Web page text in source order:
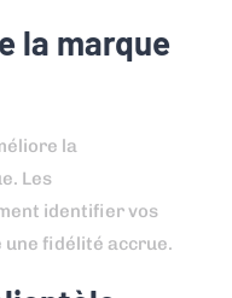
la marque
la
Les
identifier vos
une fidélité accrue.